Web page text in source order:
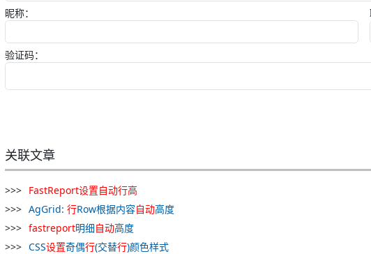
昵称：
验证码：
关联文章
FastReport设置自动行高
AgGrid: 行Row根据内容自动高度
fastreport明细自动高度
CSS设置奇偶行(交替行)颜色样式